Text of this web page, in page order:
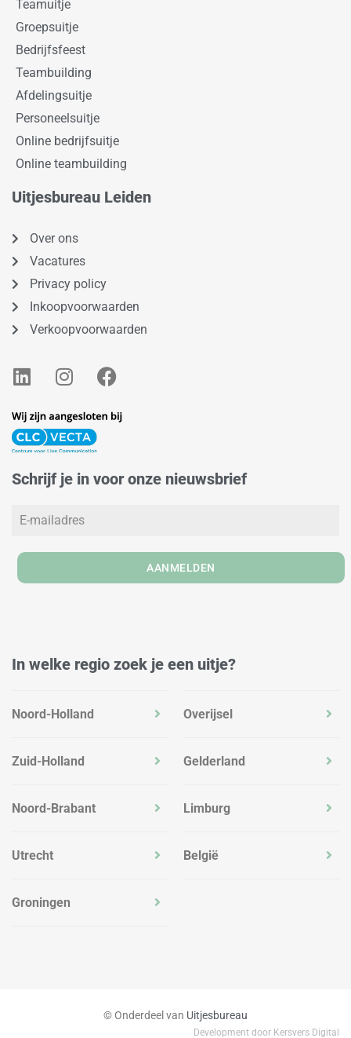
Teamuitje
Groepsuitje
Bedrijfsfeest
Teambuilding
Afdelingsuitje
Personeelsuitje
Online bedrijfsuitje
Online teambuilding
Uitjesbureau Leiden
Over ons
Vacatures
Privacy policy
Inkoopvoorwaarden
Verkoopvoorwaarden
L
i
k
e
i
I
n
t
a
r
m
F
a
e
o
Schrijf je in voor onze nieuwsbrief
AANMELDEN
In welke regio zoek je een uitje?
Noord-Holland
Zuid-Holland
Noord-Brabant
Utrecht
Groningen
Overijsel
Gelderland
Limburg
België
© Onderdeel van Uitjesbureau
Development door Kersvers Digital